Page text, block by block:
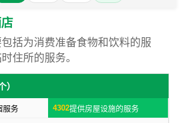
括为消费准备食物和饮料的服
住所的服务。
）
服务 4302提供房屋设施的服务